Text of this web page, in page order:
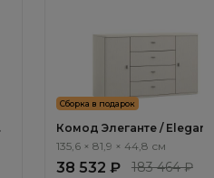
Сборка в подарок
Комод Элеганте /
LE6511.1
135,6 × 81,9 × 44,8 см
38 532 ₽ 183 464 ₽